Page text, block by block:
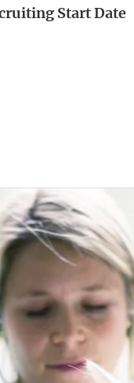
Start Date